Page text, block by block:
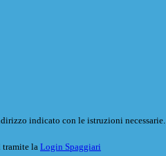
indicato con le istruzioni necessarie.
tramite la Login Spaggiari